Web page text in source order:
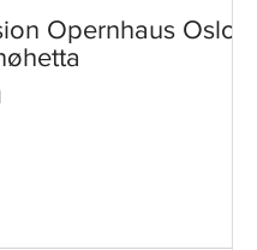
Opernhaus Oslo